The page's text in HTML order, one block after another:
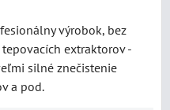
výrobok, bez
extraktorov -
silné znečistenie
a pod.